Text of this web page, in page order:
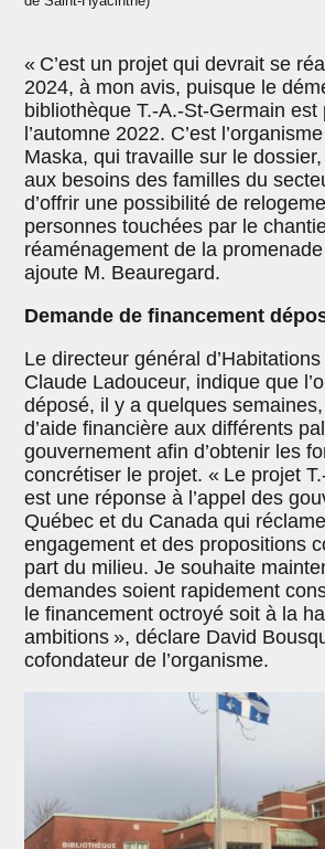
« C’est un projet qui devrait se
2024, à mon avis, puisque le
bibliothèque T.-A.-St-Germain est
l’automne 2022. C’est
Maska, qui travaille sur le
aux besoins des familles du
d’offrir une possibilité de
personnes touchées par le
réaménagement de la
ajoute M. Beauregard.
Demande de financement
Le directeur général
Claude Ladouceur, indique que
déposé, il y a quelques
d’aide financière aux différents
gouvernement afin d’obtenir les
concrétiser le projet. « Le projet
est une réponse à l’appel des
Québec et du Canada qui
engagement et des propositions
part du milieu. Je souhaite
demandes soient rapidement
le financement octroyé soit à la
ambitions », déclare David
cofondateur de l’organisme.